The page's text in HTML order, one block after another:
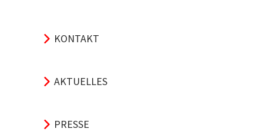
KONTAKT
AKTUELLES
PRESSE